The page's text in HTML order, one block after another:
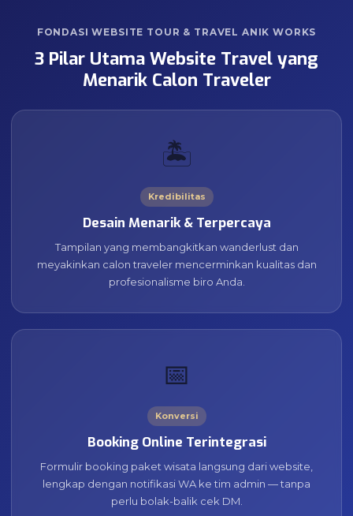
FONDASI WEBSITE TOUR & TRAVEL ANIK WORKS
3 Pilar Utama Website Travel yang
Menarik Calon Traveler
🏝️
Kredibilitas
Desain Menarik & Terpercaya
Tampilan yang membangkitkan wanderlust dan
meyakinkan calon traveler mencerminkan kualitas dan
profesionalisme biro Anda.
📅
Konversi
Booking Online Terintegrasi
Formulir booking paket wisata langsung dari website,
lengkap dengan notifikasi WA ke tim admin — tanpa
perlu bolak-balik cek DM.